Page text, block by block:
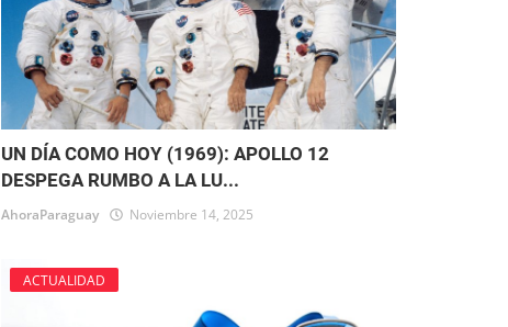
UN DÍA COMO HOY (1969): APOLLO 12
DESPEGA RUMBO A LA LU...
AhoraParaguay Noviembre 14, 2025
ACTUALIDAD